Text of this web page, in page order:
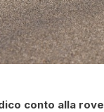
conto alla